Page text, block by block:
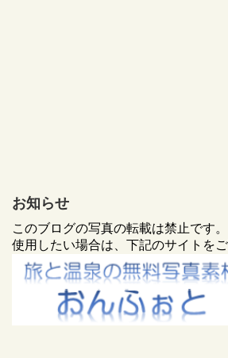
お知らせ
このブログの写真の転載は禁止です
使用したい場合は、下記のサイトをご